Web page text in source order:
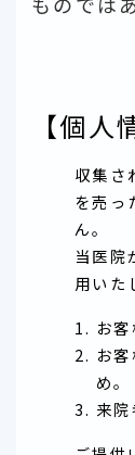
【個人
収集さ
を売っ
ん。
当医院
用いた
お
お
め。
来院